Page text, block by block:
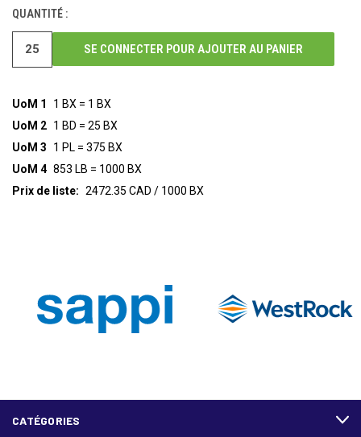
QUANTITÉ :
SE CONNECTER POUR AJOUTER AU PANIER
UoM 1
1 BX = 1 BX
UoM 2 1 BD = 25 BX
UoM 3
1 PL = 375 BX
UoM 4 853 LB = 1000 BX
Prix de liste: 2472.35 CAD / 1000 BX
CATÉGORIES